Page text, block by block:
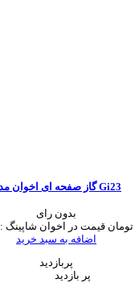
گاز صفحه ای اخوان مدل Gi23
بدون رای
قیمت در اخوان شاپینگ :
اضافه به سبد خرید
پربازدید
پر بازدید